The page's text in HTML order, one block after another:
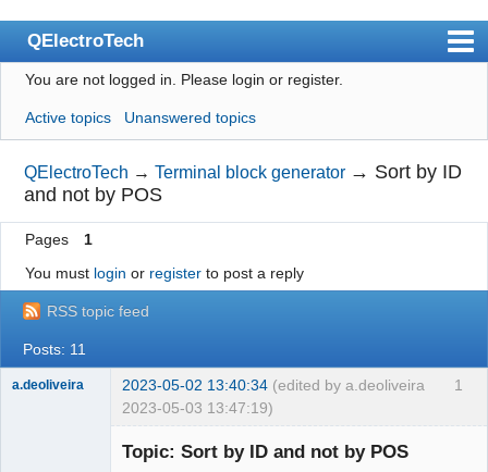
QElectroTech
Index
User list
Search
Register
Login
Site officiel
Wiki
BugTracker
You are not logged in. Please login or register.
Active topics Unanswered topics
QElectroTech →Terminal block generator → Sort by ID
and not by POS
Pages
1
You must login or registerto post a reply
RSS topic feed
Posts: 11
1
a.deoliveira 2023-05-02 13:40:34 (edited by a.deoliveira
2023-05-03 13:47:19)
Topic: Sort by ID and not by POS